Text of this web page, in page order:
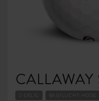
2-DELIG BALVLUCHT-HOOG